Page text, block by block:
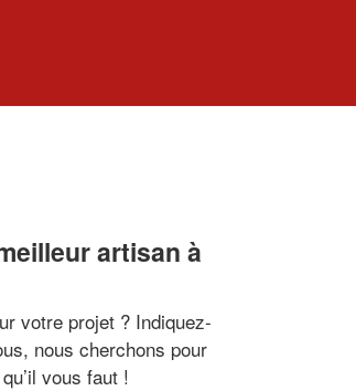
artisan à
votre projet ? Indiquez-
nous cherchons pour
vous faut !